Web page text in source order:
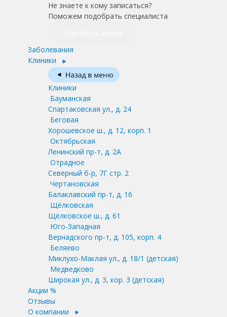
Не знаете к кому записаться?
Поможем подобрать специалиста
Заболевания
Клиники
Клиники
Бауманская
Спартаковская ул., д. 24
Беговая
Хорошевское ш., д. 12, корп. 1
Октябрьская
Ленинский пр-т, д. 2А
Отрадное
Северный б-р, 7Г стр. 2
Чертановская
Балаклавский пр-т, д. 16
Щёлковская
Щёлковское ш., д. 61
Юго-Западная
Вернадского пр-т, д. 105, корп. 4
Беляево
Миклухо-Маклая ул., д. 18/1 (детская)
Медведково
Широкая ул., д. 3, кор. 3 (детская)
Акции %
Отзывы
О компании